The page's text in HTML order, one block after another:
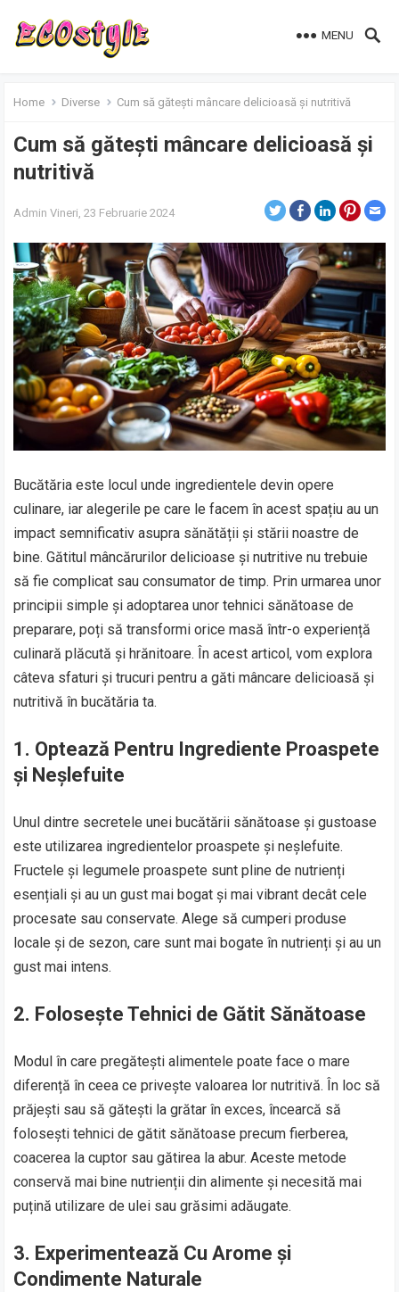
MENU
Home Diverse Cum să gătești mâncare delicioasă și nutritivă
Cum să gătești mâncare delicioasă și
nutritivă
Admin Vineri, 23 Februarie 2024
Bucătăria este locul unde ingredientele devin opere
culinare, iar alegerile pe care le facem în acest spațiu au un
impact semnificativ asupra sănătății și stării noastre de
bine. Gătitul mâncărurilor delicioase și nutritive nu trebuie
să fie complicat sau consumator de timp. Prin urmarea unor
principii simple și adoptarea unor tehnici sănătoase de
preparare, poți să transformi orice masă într-o experiență
culinară plăcută și hrănitoare. În acest articol, vom explora
câteva sfaturi și trucuri pentru a găti mâncare delicioasă și
nutritivă în bucătăria ta.
1. Optează Pentru Ingrediente Proaspete
și Neșlefuite
Unul dintre secretele unei bucătării sănătoase și gustoase
este utilizarea ingredientelor proaspete și neșlefuite.
Fructele și legumele proaspete sunt pline de nutrienți
esențiali și au un gust mai bogat și mai vibrant decât cele
procesate sau conservate. Alege să cumperi produse
locale și de sezon, care sunt mai bogate în nutrienți și au un
gust mai intens.
2. Folosește Tehnici de Gătit Sănătoase
Modul în care pregătești alimentele poate face o mare
diferență în ceea ce privește valoarea lor nutritivă. În loc să
prăjești sau să gătești la grătar în exces, încearcă să
folosești tehnici de gătit sănătoase precum fierberea,
coacerea la cuptor sau gătirea la abur. Aceste metode
conservă mai bine nutrienții din alimente și necesită mai
puțină utilizare de ulei sau grăsimi adăugate.
3. Experimentează Cu Arome și
Condimente Naturale